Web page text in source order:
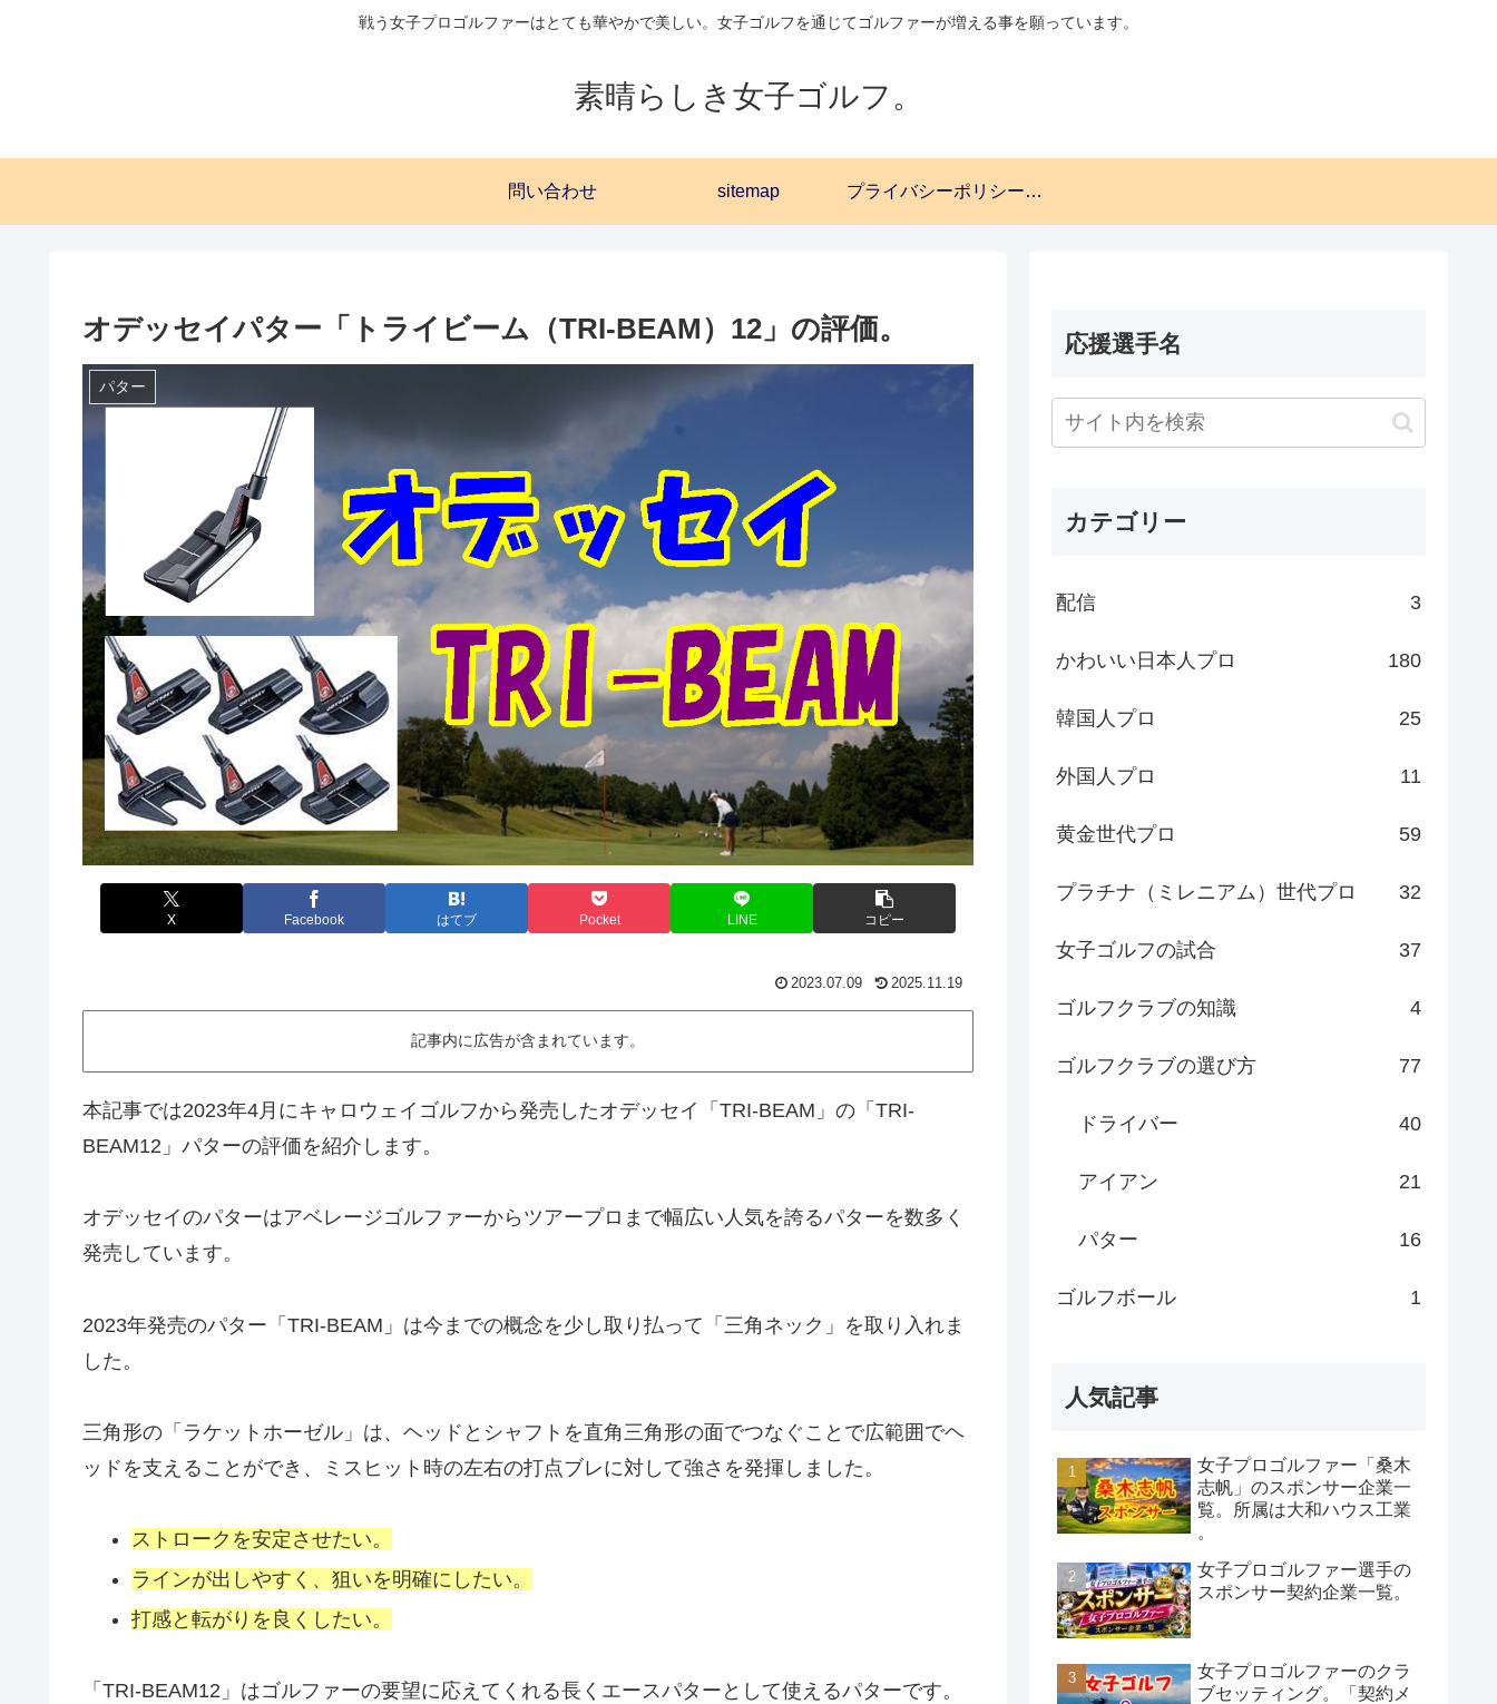
戦う女子プロゴルファーはとても華やかで美しい。女子ゴルフを通じてゴルファーが増える事を願っています。
素晴らしき女子ゴルフ。
問い合わせ sitemap プライバシーポリシー・免責事項。
オデッセイパター「トライビーム（TRI-BEAM）12」の評価。
パター
X Facebook はてブ Pocket LINE コピー
2023.07.09 2025.11.19
記事内に広告が含まれています。
本記事では2023年4月にキャロウェイゴルフから発売したオデッセイ「TRI-BEAM」の「TRI-
BEAM12」パターの評価を紹介します。
オデッセイのパターはアベレージゴルファーからツアープロまで幅広い人気を誇るパターを数多く
発売しています。
2023年発売のパター「TRI-BEAM」は今までの概念を少し取り払って「三角ネック」を取り入れま
した。
三角形の「ラケットホーゼル」は、ヘッドとシャフトを直角三角形の面でつなぐことで広範囲でヘ
ッドを支えることができ、ミスヒット時の左右の打点ブレに対して強さを発揮しました。
ストロークを安定させたい。
ラインが出しやすく、狙いを明確にしたい。
打感と転がりを良くしたい。
「TRI-BEAM12」はゴルファーの要望に応えてくれる長くエースパターとして使えるパターです。
応援選手名
カテゴリー
配信 3
かわいい日本人プロ 180
韓国人プロ 25
外国人プロ 11
黄金世代プロ 59
プラチナ（ミレニアム）世代プロ 32
女子ゴルフの試合 37
ゴルフクラブの知識 4
ゴルフクラブの選び方 77
ドライバー 40
アイアン 21
パター 16
ゴルフボール 1
人気記事
女子プロゴルファー「桑木
志帆」のスポンサー企業一
覧。所属は大和ハウス工業
。
女子プロゴルファー選手の
スポンサー契約企業一覧。
女子プロゴルファーのクラ
ブセッティング。「契約メ